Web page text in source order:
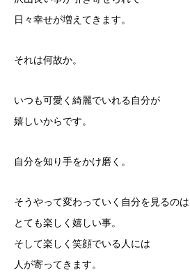
日々幸せが増えてきます。
それは何故か。
いつも可愛く綺麗でいれる自分が
嬉しいからです。
自分を知り手をかけ磨く。
そうやって変わっていく自分を見るのは
とても楽しく嬉しい事。
そして楽しく笑顔でいる人には
人が寄ってきます。